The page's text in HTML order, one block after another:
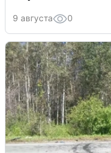
9 августа 0